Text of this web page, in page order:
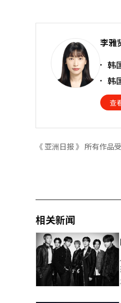
李雅
韩
韩
查
《 亚洲日报 》 所有作品
相关新闻